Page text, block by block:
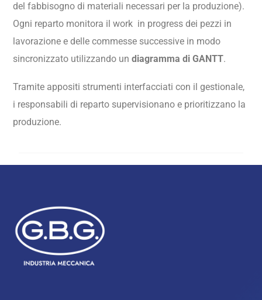
del fabbisogno di materiali necessari per la produzione).
Ogni reparto monitora il work in progress dei pezzi in
lavorazione e delle commesse successive in modo
sincronizzato utilizzando undiagramma di GANTT.
Tramite appositi strumenti interfacciati con il gestionale,
i responsabili di reparto supervisionano e prioritizzano la
produzione.